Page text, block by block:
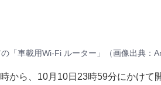
「車載用Wi-Fi ルーター」（画像出典：
から、10月10日23時59分にかけて